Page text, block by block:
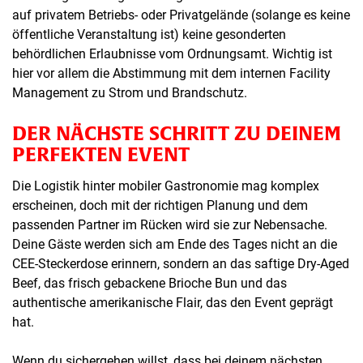
auf privatem Betriebs- oder Privatgelände (solange es keine
öffentliche Veranstaltung ist) keine gesonderten
behördlichen Erlaubnisse vom Ordnungsamt. Wichtig ist
hier vor allem die Abstimmung mit dem internen Facility
Management zu Strom und Brandschutz.
DER NÄCHSTE SCHRITT ZU DEINEM
PERFEKTEN EVENT
Die Logistik hinter mobiler Gastronomie mag komplex
erscheinen, doch mit der richtigen Planung und dem
passenden Partner im Rücken wird sie zur Nebensache.
Deine Gäste werden sich am Ende des Tages nicht an die
CEE-Steckerdose erinnern, sondern an das saftige Dry-Aged
Beef, das frisch gebackene Brioche Bun und das
authentische amerikanische Flair, das den Event geprägt
hat.